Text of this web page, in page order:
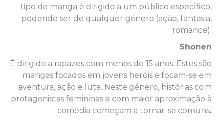
tipo de manga é dirigido a um público específico,
podendo ser de qualquer género (ação, fantasia,
romance).
Shonen
É dirigido a rapazes com menos de 15 anos. Estes são
mangas focados em jovens heróis e focam-se em
aventura, ação e luta. Neste género, histórias com
protagonistas femininas e com maior aproximação à
comédia começam a tornar-se comuns.